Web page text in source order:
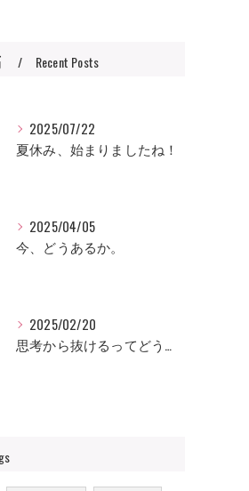
Recent Posts
2025/07/22
夏休み、始まりましたね！
2025/04/05
今、どうあるか。
2025/02/20
思考から抜けるってどういうこと？No.3